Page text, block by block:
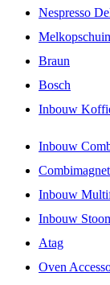
Nespresso
Braun
Bosch
Inbouw
Inbouw
Inbouw
Inbouw
Atag
Oven